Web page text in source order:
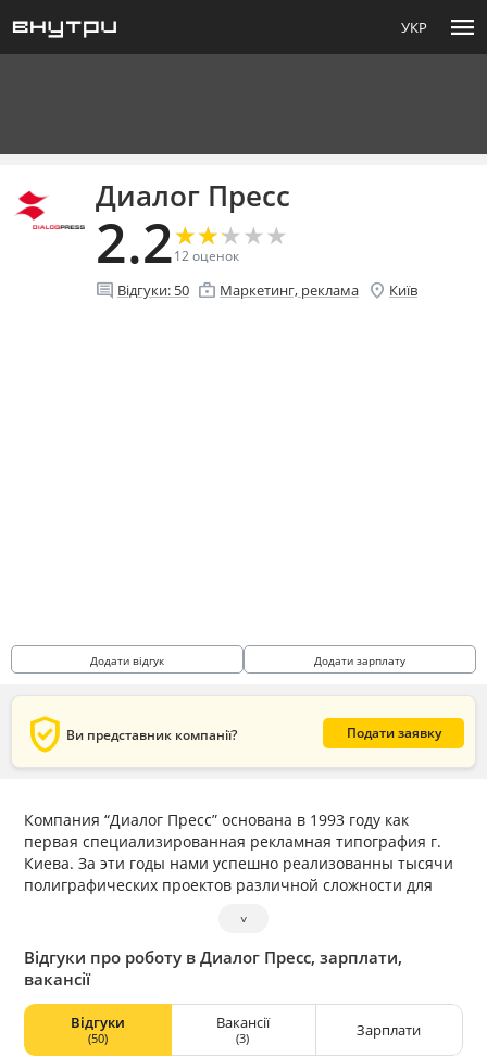
УКР menu
Диалог Пресс
2.2★
★★
★★
★★
★★
★
12оценок
comment Відгуки: 50 enterprise Маркетинг, реклама location_on Київ
Додати відгук Додати зарплату
verified_user Ви представник компанії? Подати заявку
Компания “Диалог Пресс” основана в 1993 году как
первая специализированная рекламная типография г.
Киева. За эти годы нами успешно реализованны тысячи
полиграфических проектов различной сложности для
мультинациональных корпораций и отечественных
компаний.
˅
Відгуки про роботу в Диалог Пресс, зарплати,
вакансії
Відгуки
(50)
Вакансії
(3) Зарплати